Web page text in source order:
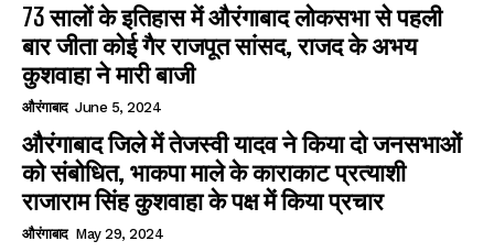
73 सालों के इतिहास में औरंगाबाद लोकसभा से पहली
बार जीता कोई गैर राजपूत सांसद, राजद के अभय
कुशवाहा ने मारी बाजी
औरंगाबाद June 5, 2024
औरंगाबाद जिले में तेजस्वी यादव ने किया दो जनसभाओं
को संबोधित, भाकपा माले के काराकाट प्रत्याशी
राजाराम सिंह कुशवाहा के पक्ष में किया प्रचार
औरंगाबाद May 29, 2024